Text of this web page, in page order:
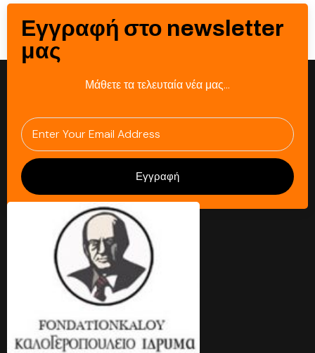
Εγγραφή στο newsletter
μας
Μάθετε τα τελευταία νέα μας…
Εγγραφή